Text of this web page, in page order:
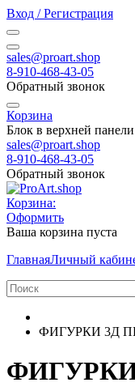
Вход / Регистрация
sales@proart.shop
8-910-468-43-05
Обратный звонок
Корзина
Блок в верхней панели
sales@proart.shop
8-910-468-43-05
Обратный звонок
Корзина:
Оформить
Ваша корзина пуста
ГлавнаяЛичный
ФИГУРКИ 3Д